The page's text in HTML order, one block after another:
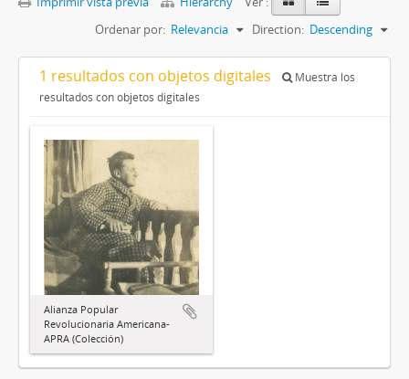
Ordenar por: Relevancia Direction: Descending
1 resultados con objetos digitales
Muestra los
resultados con objetos digitales
Alianza Popular
Revolucionaria Americana-
APRA (Colección)